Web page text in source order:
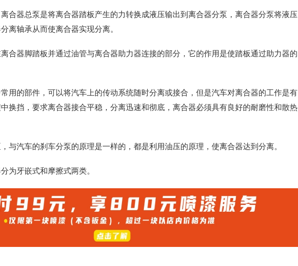
合器总泵是将离合器踏板产生的力转换成液压输出到离合器分泵，离合器分泵将液压
离轴承从而使离合器实现分离。
合器脚踏板并通过油管与离合器助力器连接的部分，它的作用是使踏板通过助力器的
用的部件，可以将汽车上的传动系统随时分离或接合，但是汽车对离合器的工作是有
换挡，要求离合器接合平稳，分离迅速和彻底，离合器必须具有良好的耐磨性和散热
与汽车的刹车分泵的原理是一样的，都是利用油压的原理，使离合器达到分离。
为牙嵌式和摩擦式两类。